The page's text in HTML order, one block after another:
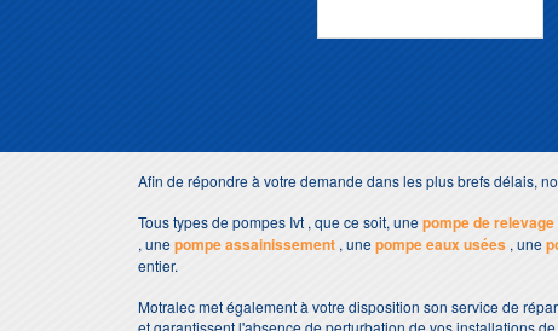
Afin de répondre à votre demande dans les plus brefs délais,
Tous types de pompes Ivt , que ce soit, unepompe de relevage
, unepompe assainissement , unepompe eaux usées , une
entier.
Motralec met également à votre disposition son service de
et garantissent l'absence de perturbation de vos installations de